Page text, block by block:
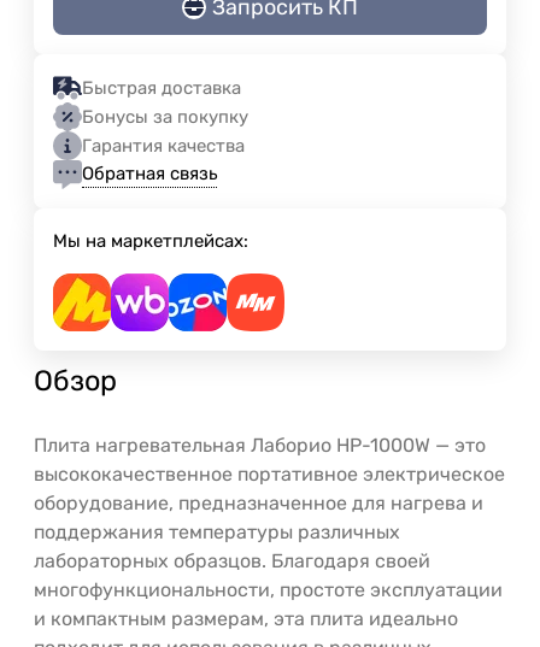
Запросить КП
Быстрая доставка
Бонусы за покупку
Гарантия качества
Обратная связь
Мы на маркетплейсах:
Обзор
Плита нагревательная Лаборио HP-1000W — это
высококачественное портативное электрическое
оборудование, предназначенное для нагрева и
поддержания температуры различных
лабораторных образцов. Благодаря своей
многофункциональности, простоте эксплуатации
и компактным размерам, эта плита идеально